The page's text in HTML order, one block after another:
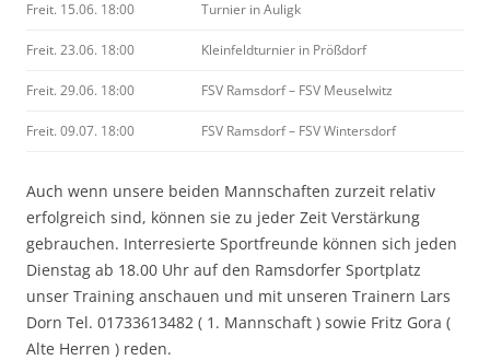
Freit. 15.06. 18:00 Turnier in Auligk
Freit. 23.06. 18:00 Kleinfeldturnier in Prößdorf
Freit. 29.06. 18:00 FSV Ramsdorf – FSV Meuselwitz
Freit. 09.07. 18:00 FSV Ramsdorf – FSV Wintersdorf
Auch wenn unsere beiden Mannschaften zurzeit relativ
erfolgreich sind, können sie zu jeder Zeit Verstärkung
gebrauchen. Interresierte Sportfreunde können sich jeden
Dienstag ab 18.00 Uhr auf den Ramsdorfer Sportplatz
unser Training anschauen und mit unseren Trainern Lars
Dorn Tel. 01733613482 ( 1. Mannschaft ) sowie Fritz Gora (
Alte Herren ) reden.